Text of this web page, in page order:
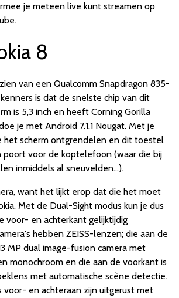
je meteen live kunt streamen op
8
van een Qualcomm Snapdragon 835-
is dat de snelste chip van dit
is 5,3 inch en heeft Corning Gorilla
je met Android 7.1.1 Nougat. Met je
het scherm ontgrendelen en dit toestel
poort voor de koptelefoon (waar die bij
inmiddels al sneuvelden...).
want het lijkt erop dat die het moet
Met de Dual-Sight modus kun je dus
voor- en achterkant gelijktijdig
hebben ZEISS-lenzen; die aan de
MP dual image-fusion camera met
monochroom en die aan de voorkant is
met automatische scène detectie.
voor- en achteraan zijn uitgerust met